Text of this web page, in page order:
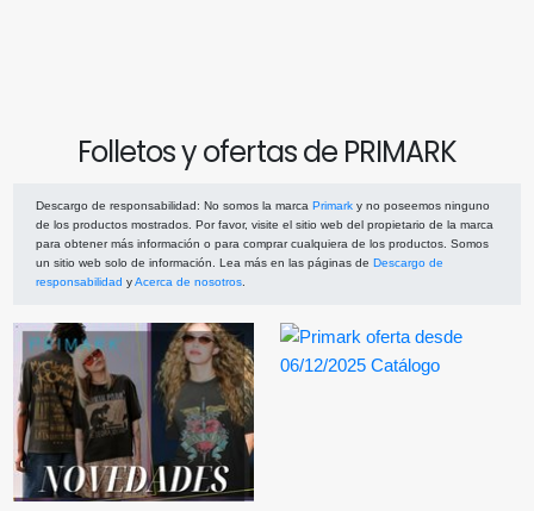
Folletos y ofertas de PRIMARK
Descargo de responsabilidad: No somos la marca Primark y no poseemos ninguno
de los productos mostrados. Por favor, visite el sitio web del propietario de la marca
para obtener más información o para comprar cualquiera de los productos. Somos
un sitio web solo de información. Lea más en las páginas de Descargo de
responsabilidad yAcerca de nosotros